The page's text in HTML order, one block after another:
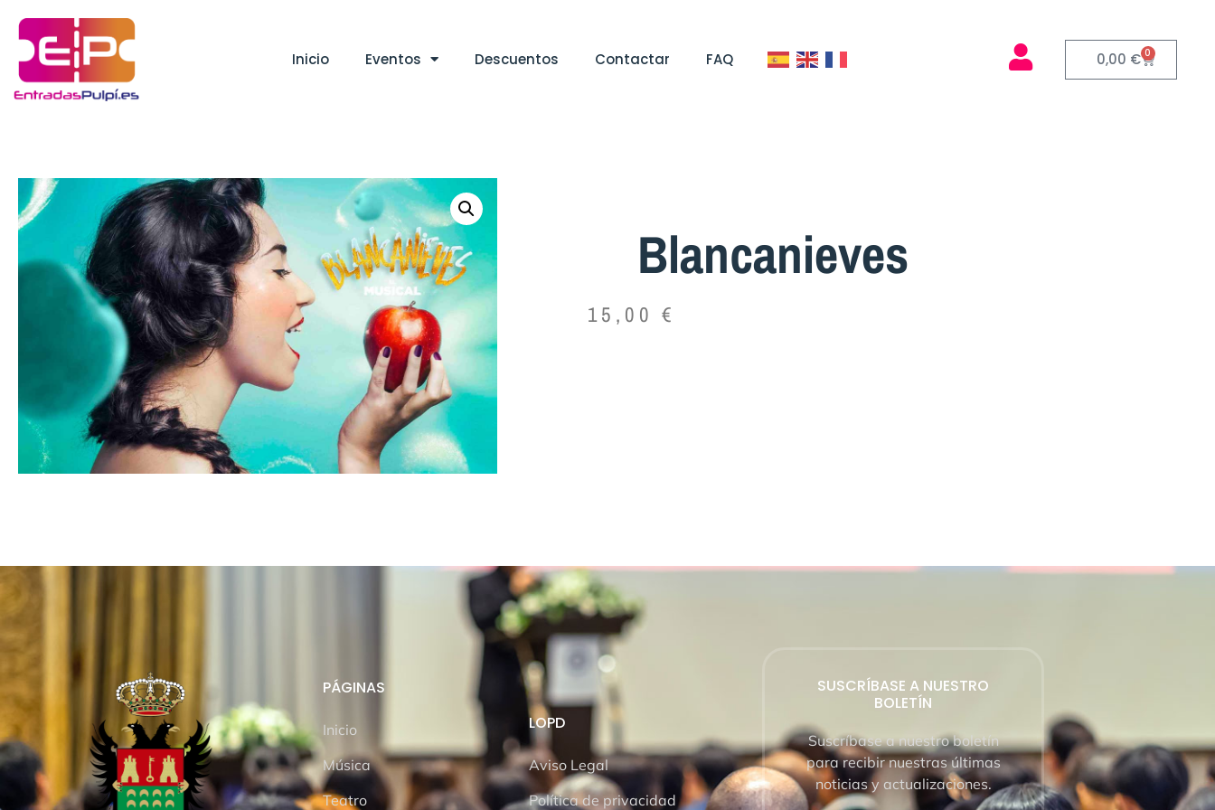
Inicio Eventos Descuentos Contactar FAQ 0,00 € 0
Blancanieves
15,00€
PÁGINAS
Inicio
Música
Teatro
LOPD
Aviso Legal
Política de privacidad
SUSCRÍBASE A NUESTRO
BOLETÍN
Suscríbase a nuestro boletín
para recibir nuestras últimas
noticias y actualizaciones.